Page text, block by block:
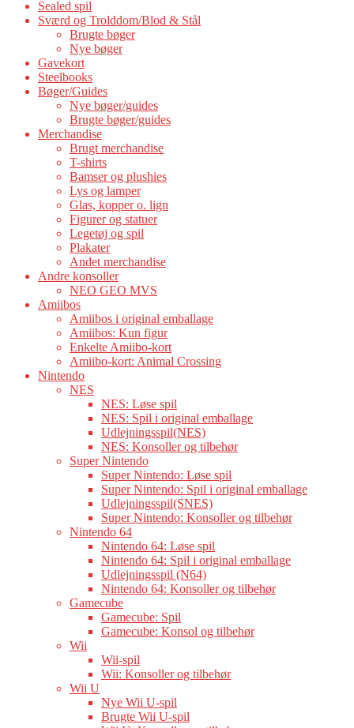
Sealed spil
Sværd og Trolddom/Blod & Stål
Brugte bøger
Nye bøger
Gavekort
Steelbooks
Bøger/Guides
Nye bøger/guides
Brugte bøger/guides
Merchandise
Brugt merchandise
T-shirts
Bamser og plushies
Lys og lamper
Glas, kopper o. lign
Figurer og statuer
Legetøj og spil
Plakater
Andet merchandise
Andre konsoller
NEO GEO MVS
Amiibos
Amiibos i original emballage
Amiibos: Kun figur
Enkelte Amiibo-kort
Amiibo-kort: Animal Crossing
Nintendo
NES
NES: Løse spil
NES: Spil i original emballage
Udlejningsspil(NES)
NES: Konsoller og tilbehør
Super Nintendo
Super Nintendo: Løse spil
Super Nintendo: Spil i original emballage
Udlejningsspil(SNES)
Super Nintendo: Konsoller og tilbehør
Nintendo 64
Nintendo 64: Løse spil
Nintendo 64: Spil i original emballage
Udlejningsspil (N64)
Nintendo 64: Konsoller og tilbehør
Gamecube
Gamecube: Spil
Gamecube: Konsol og tilbehør
Wii
Wii-spil
Wii: Konsoller og tilbehør
Wii U
Nye Wii U-spil
Brugte Wii U-spil